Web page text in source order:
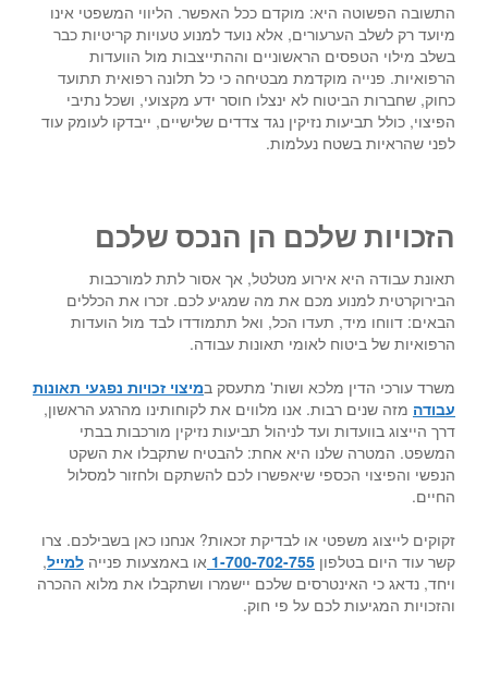
התשובה הפשוטה היא: מוקדם ככל האפשר. הליווי המשפטי אינו
מיועד רק לשלב הערעורים, אלא נועד למנוע טעויות קריטיות כבר
בשלב מילוי הטפסים הראשוניים וההתייצבות מול הוועדות
הרפואיות. פנייה מוקדמת מבטיחה כי כל תלונה רפואית תתועד
כחוק, שחברות הביטוח לא ינצלו חוסר ידע מקצועי, ושכל נתיבי
הפיצוי, כולל תביעות נזיקין נגד צדדים שלישיים, ייבדקו לעומק עוד
לפני שהראיות בשטח נעלמות.
הזכויות שלכם הן הנכס שלכם
תאונת עבודה היא אירוע מטלטל, אך אסור לתת למורכבות
הבירוקרטית למנוע מכם את מה שמגיע לכם. זכרו את הכללים
הבאים: דווחו מיד, תעדו הכל, ואל תתמודדו לבד מול הועדות
הרפואיות של ביטוח לאומי תאונות עבודה.
משרד עורכי הדין מלכא ושות' מתעסק במיצוי זכויות נפגעי תאונות
עבודה מזה שנים רבות. אנו מלווים את לקוחותינו מהרגע הראשון,
דרך הייצוג בוועדות ועד לניהול תביעות נזיקין מורכבות בבתי
המשפט. המטרה שלנו היא אחת: להבטיח שתקבלו את השקט
הנפשי והפיצוי הכספי שיאפשרו לכם להשתקם ולחזור למסלול
החיים.
זקוקים לייצוג משפטי או לבדיקת זכאות? אנחנו כאן בשבילכם. צרו
קשר עוד היום בטלפון 1-700-702-755 או באמצעות פנייה למייל,
ויחד, נדאג כי האינטרסים שלכם יישמרו ושתקבלו את מלוא ההכרה
והזכויות המגיעות לכם על פי חוק.